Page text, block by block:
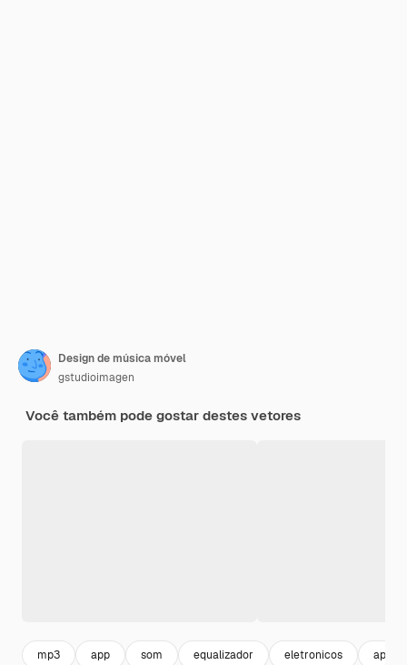
Design de música móvel
gstudioimagen
Você também pode gostar destes vetores
mp3 app som equalizador eletronicos app